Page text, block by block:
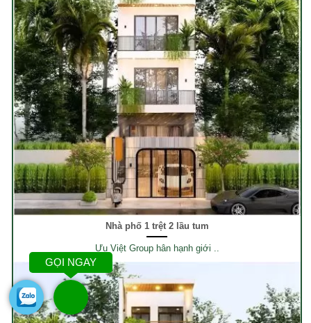
Nhà phố 1 trệt 2 lầu tum
Ưu Việt Group hân hạnh giới ..
GỌI NGAY